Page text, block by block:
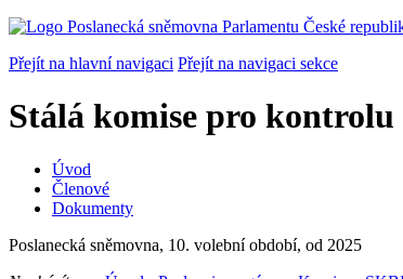
Přejít na hlavní navigaci Přejít na navigaci sekce
Stálá komise pro
Úvod
Členové
Dokumenty
Poslanecká sněmovna, 10. volební období, od 2025